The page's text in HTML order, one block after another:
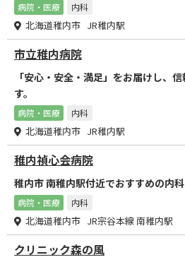
病院・医療 内科
北海道稚内市 JR稚内駅
市立稚内病院
「安心・安全・満足」をお届けし、
す。
病院・医療 内科
北海道稚内市 JR稚内駅
稚内禎心会病院
稚内市 南稚内駅付近でおすすめの内科
病院・医療 内科
北海道稚内市 JR宗谷本線 南稚内駅
クリニック森の風